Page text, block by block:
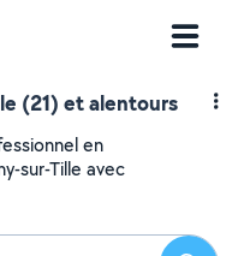
(21) et alentours
en
sur-Tille avec